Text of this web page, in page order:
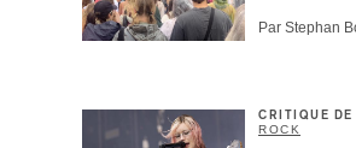
Par Stephan
CRITIQUE DE
ROCK